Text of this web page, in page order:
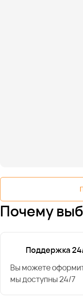
Почему
Поддержка
Вы можете
мы доступны 24/7